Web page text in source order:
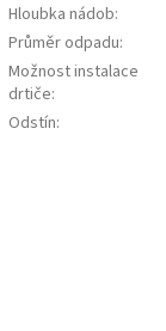
Hloubka nádob:
Průměr odpadu:
Možnost instalace
drtiče:
Odstín: